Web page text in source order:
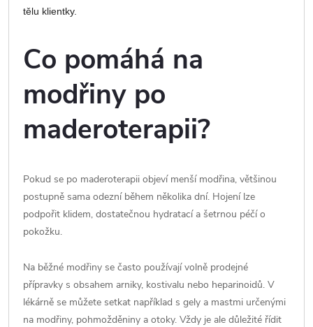
tělu klientky.
Co pomáhá na
modřiny po
maderoterapii?
Pokud se po maderoterapii objeví menší modřina, většinou
postupně sama odezní během několika dní. Hojení lze
podpořit klidem, dostatečnou hydratací a šetrnou péčí o
pokožku.
Na běžné modřiny se často používají volně prodejné
přípravky s obsahem arniky, kostivalu nebo heparinoidů. V
lékárně se můžete setkat například s gely a mastmi určenými
na modřiny, pohmožděniny a otoky. Vždy je ale důležité řídit